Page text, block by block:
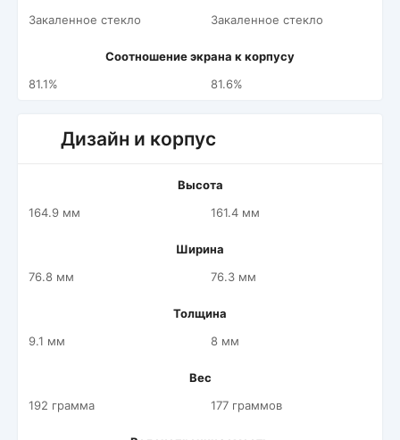
Закаленное стекло
Закаленное стекло
Соотношение экрана к корпусу
81.1%
81.6%
Дизайн и корпус
Высота
164.9 мм
161.4 мм
Ширина
76.8 мм
76.3 мм
Толщина
9.1 мм
8 мм
Вес
192 грамма
177 граммов